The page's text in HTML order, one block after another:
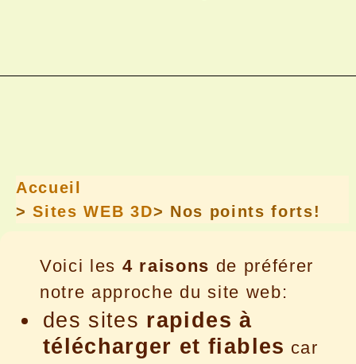
Accueil
>Sites WEB 3D> Nos points forts!
Voici les 4 raisons de préférer
notre approche du site web:
des sites rapides à
télécharger et fiables car